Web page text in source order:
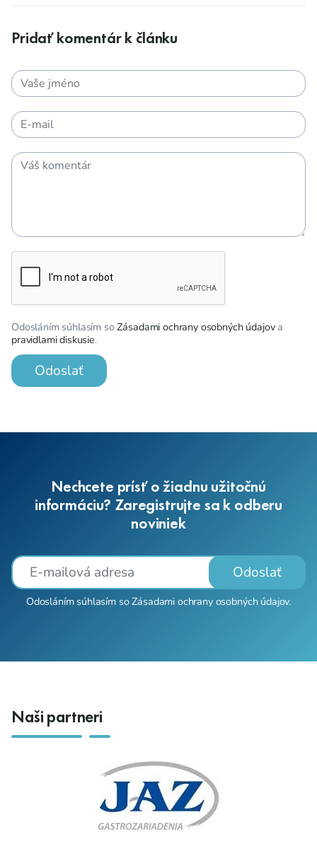
Pridať komentár k článku
Odosláním súhlasím soZásadami ochrany osobných údajova
pravidlami diskusie.
Odoslať
Nechcete prísť o žiadnu užitočnú
informáciu? Zaregistrujte sa k odberu
noviniek
Odoslať
Odosláním súhlasím soZásadami ochrany osobných údajov.
Naši partneri